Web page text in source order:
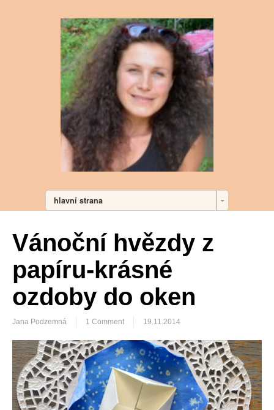
hlavní strana
Vánoční hvězdy z
papíru-krásné
ozdoby do oken
Jana Podzemná 1 Comment 19.11.2014